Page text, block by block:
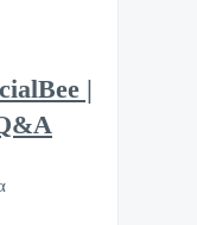
|